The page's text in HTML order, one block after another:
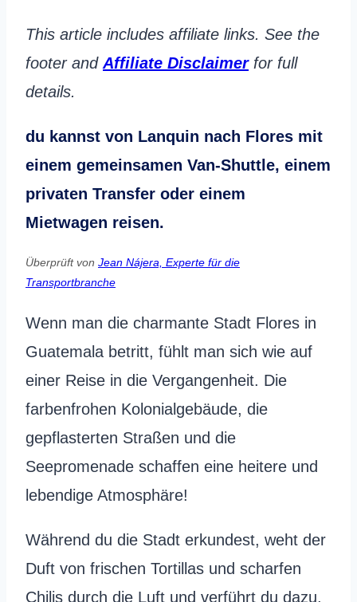
This article includes affiliate links. See the
footer and Affiliate Disclaimerfor full
details.
du kannst von Lanquin nach Flores mit
einem gemeinsamen Van-Shuttle, einem
privaten Transfer oder einem
Mietwagen reisen.
Überprüft von Jean Nájera, Experte für die
Transportbranche
Wenn man die charmante Stadt Flores in
Guatemala betritt, fühlt man sich wie auf
einer Reise in die Vergangenheit. Die
farbenfrohen Kolonialgebäude, die
gepflasterten Straßen und die
Seepromenade schaffen eine heitere und
lebendige Atmosphäre!
Während du die Stadt erkundest, weht der
Duft von frischen Tortillas und scharfen
Chilis durch die Luft und verführt du dazu,